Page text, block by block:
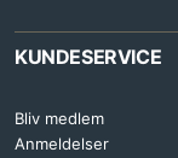
KUNDESERVICE
Bliv medlem
Anmeldelser